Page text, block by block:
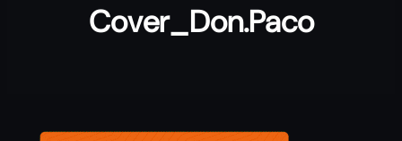
Cover_Don.Paco